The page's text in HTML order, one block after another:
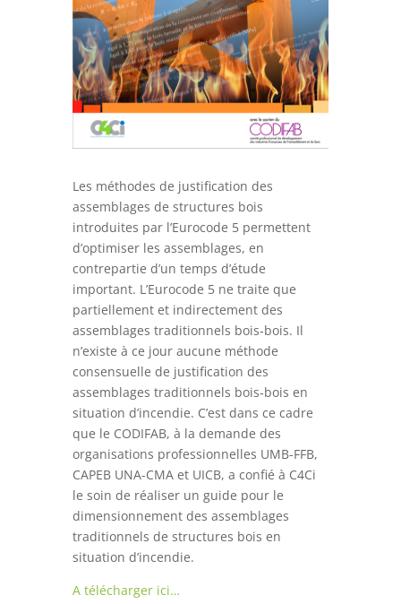
Les méthodes de justification des
assemblages de structures bois
introduites par l’Eurocode 5 permettent
d’optimiser les assemblages, en
contrepartie d’un temps d’étude
important. L’Eurocode 5 ne traite que
partiellement et indirectement des
assemblages traditionnels bois‐bois. Il
n’existe à ce jour aucune méthode
consensuelle de justification des
assemblages traditionnels bois‐bois en
situation d’incendie. C’est dans ce cadre
que le CODIFAB, à la demande des
organisations professionnelles UMB-FFB,
CAPEB UNA-CMA et UICB, a confié à C4Ci
le soin de réaliser un guide pour le
dimensionnement des assemblages
traditionnels de structures bois en
situation d’incendie.
A télécharger ici…